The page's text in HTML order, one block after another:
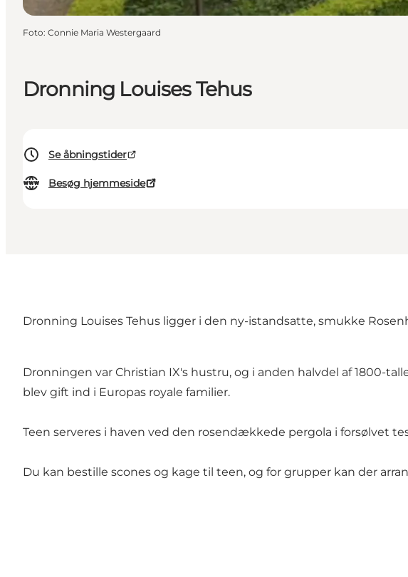
Dronning Louises Tehus
Se åbningstider
Besøg hjemmeside
Foto: Connie Maria Westergaard
Dronning Louises Tehus ligger i den ny-istandsatte, smukke
Dronningen var Christian IX's hustru, og i anden halvdel af 1800-
blev gift ind i Europas royale familier.
Teen serveres i haven ved den rosendækkede pergola i forsølvet
Du kan bestille scones og kage til teen, og for grupper kan der